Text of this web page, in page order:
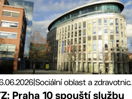
| Sociální
Praha 10 spouští službu